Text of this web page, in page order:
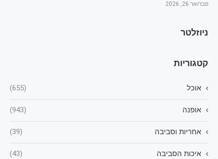
פברואר 26, 2026
ניוזלטר
קטגוריות
אוכל (655)
אופנה (943)
אחריות וסביבה (39)
איכות הסביבה (43)